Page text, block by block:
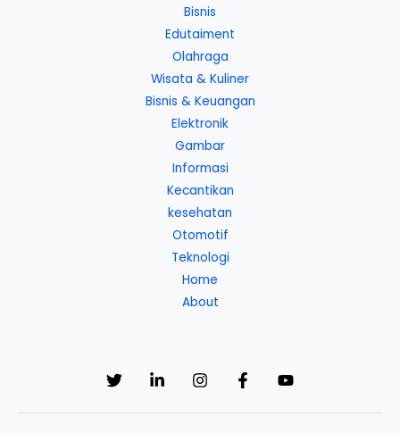
Bisnis
Edutaiment
Olahraga
Wisata & Kuliner
Bisnis & Keuangan
Elektronik
Gambar
Informasi
Kecantikan
kesehatan
Otomotif
Teknologi
Home
About